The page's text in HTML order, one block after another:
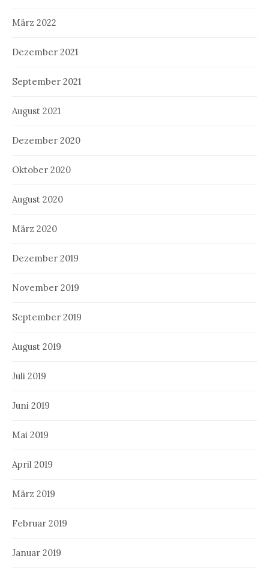
März 2022
Dezember 2021
September 2021
August 2021
Dezember 2020
Oktober 2020
August 2020
März 2020
Dezember 2019
November 2019
September 2019
August 2019
Juli 2019
Juni 2019
Mai 2019
April 2019
März 2019
Februar 2019
Januar 2019